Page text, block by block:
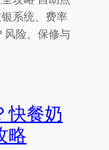
系统、费率
风险、保修与
快餐奶
略